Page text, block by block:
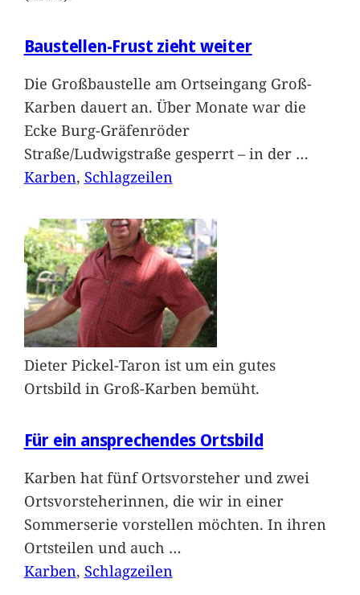
Baustellen-Frust zieht weiter
Die Großbaustelle am Ortseingang Groß-
Karben dauert an. Über Monate war die
Ecke Burg-Gräfenröder
Straße/Ludwigstraße gesperrt – in der …
Karben, Schlagzeilen
Dieter Pickel-Taron ist um ein gutes
Ortsbild in Groß-Karben bemüht.
Für ein ansprechendes Ortsbild
Karben hat fünf Ortsvorsteher und zwei
Ortsvorsteherinnen, die wir in einer
Sommerserie vorstellen möchten. In ihren
Ortsteilen und auch …
Karben, Schlagzeilen